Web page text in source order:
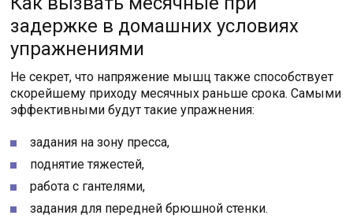
задержке в домашних условиях
упражнениями
Не секрет, что напряжение мышц также способствует
скорейшему приходу месячных раньше срока. Самыми
эффективными будут такие упражнения:
задания на зону пресса,
поднятие тяжестей,
работа с гантелями,
задания для передней брюшной стенки.